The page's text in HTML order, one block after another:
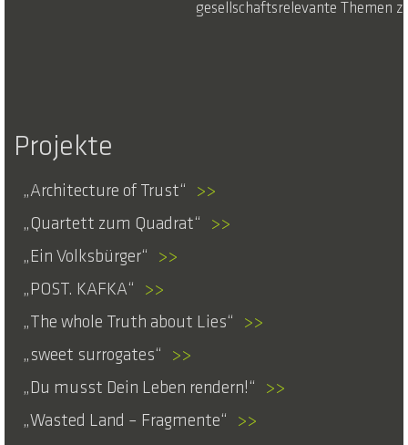
gesellschaftsrelevante Themen
Projekte
Architecture of Trust
>>
Quartett zum Quadrat
>>
Ein Volksbürger
>>
POST. KAFKA
>>
The whole Truth about Lies
>>
sweet surrogates
>>
Du musst Dein Leben rendern!
>>
Wasted Land – Fragmente
>>